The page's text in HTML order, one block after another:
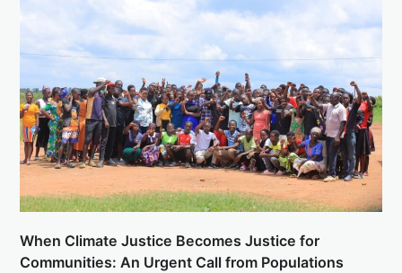
When Climate Justice Becomes Justice for
Communities: An Urgent Call from Populations